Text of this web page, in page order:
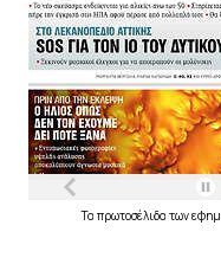
Τα πρωτοσέλιδα των